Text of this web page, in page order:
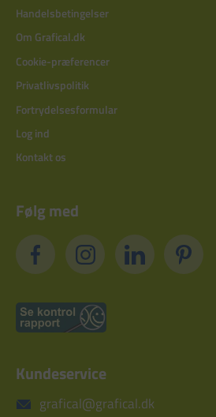
Handelsbetingelser
Om Grafical.dk
Cookie-præferencer
Privatlivspolitik
Fortrydelsesformular
Log ind
Kontakt os
Følg med
Kundeservice
grafical@grafical.dk